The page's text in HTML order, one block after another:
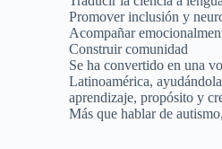
Promover inclusión y
Acompañar
Construir comunidad
Se ha convertido en una
Latinoamérica,
aprendizaje, propósito y
Más que hablar de